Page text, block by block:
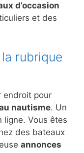
d’occasion
et des
rubrique
endroit pour
nautisme. Un
ligne. Vous êtes
des bateaux
annonces